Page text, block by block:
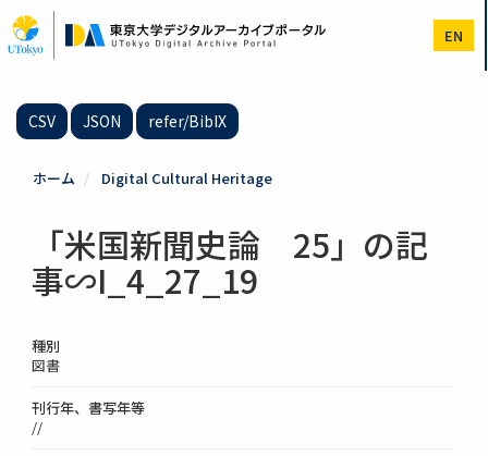
イ
ン
EN
CSV JSON refer/BibIX
ホーム Digital Cultural Heritage
「米国新聞史論 25」の記
事∽I_4_27_19
種別
図書
刊行年、書写年等
//